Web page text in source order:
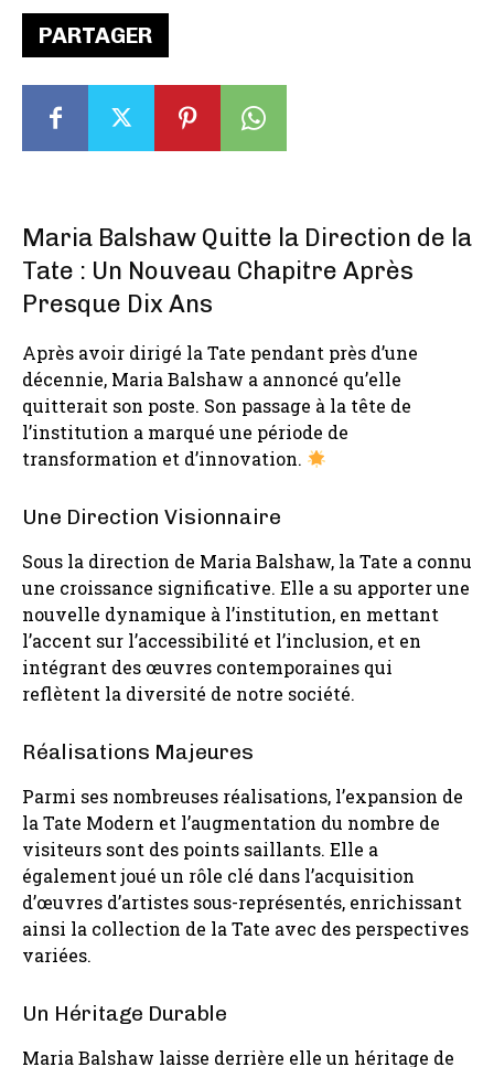
PARTAGER
Maria Balshaw Quitte la Direction de la
Tate : Un Nouveau Chapitre Après
Presque Dix Ans
Après avoir dirigé la Tate pendant près d’une
décennie, Maria Balshaw a annoncé qu’elle
quitterait son poste. Son passage à la tête de
l’institution a marqué une période de
transformation et d’innovation.
Une Direction Visionnaire
Sous la direction de Maria Balshaw, la Tate a connu
une croissance significative. Elle a su apporter une
nouvelle dynamique à l’institution, en mettant
l’accent sur l’accessibilité et l’inclusion, et en
intégrant des œuvres contemporaines qui
reflètent la diversité de notre société.
Réalisations Majeures
Parmi ses nombreuses réalisations, l’expansion de
la Tate Modern et l’augmentation du nombre de
visiteurs sont des points saillants. Elle a
également joué un rôle clé dans l’acquisition
d’œuvres d’artistes sous-représentés, enrichissant
ainsi la collection de la Tate avec des perspectives
variées.
Un Héritage Durable
Maria Balshaw laisse derrière elle un héritage de